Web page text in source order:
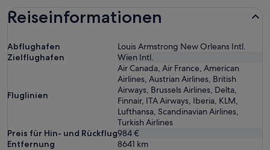
Reiseinformationen
Abflughafen
Louis Armstrong New Orleans Intl.
Zielflughafen
Wien Intl.
Fluglinien
Air Canada, Air France, American
Airlines, Austrian Airlines, British
Airways, Brussels Airlines, Delta,
Finnair, ITA Airways, Iberia, KLM,
Lufthansa, Scandinavian Airlines,
Turkish Airlines
Preis für Hin- und Rückflug984 €
Entfernung
8641 km